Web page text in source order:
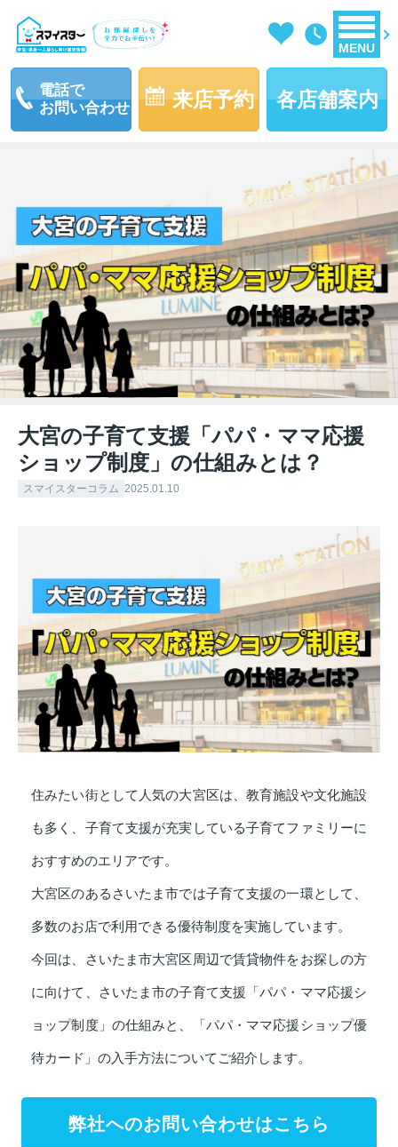
MENU
電話で
お問い合わせ
来店予約 各店舗案内
大宮の子育て支援「パパ・ママ応援
ショップ制度」の仕組みとは？
スマイスターコラム 2025.01.10
住みたい街として人気の大宮区は、教育施設や文化施設
も多く、子育て支援が充実している子育てファミリーに
おすすめのエリアです。
大宮区のあるさいたま市では子育て支援の一環として、
多数のお店で利用できる優待制度を実施しています。
今回は、さいたま市大宮区周辺で賃貸物件をお探しの方
に向けて、さいたま市の子育て支援「パパ・ママ応援シ
ョップ制度」の仕組みと、「パパ・ママ応援ショップ優
待カード」の入手方法についてご紹介します。
弊社へのお問い合わせはこちら